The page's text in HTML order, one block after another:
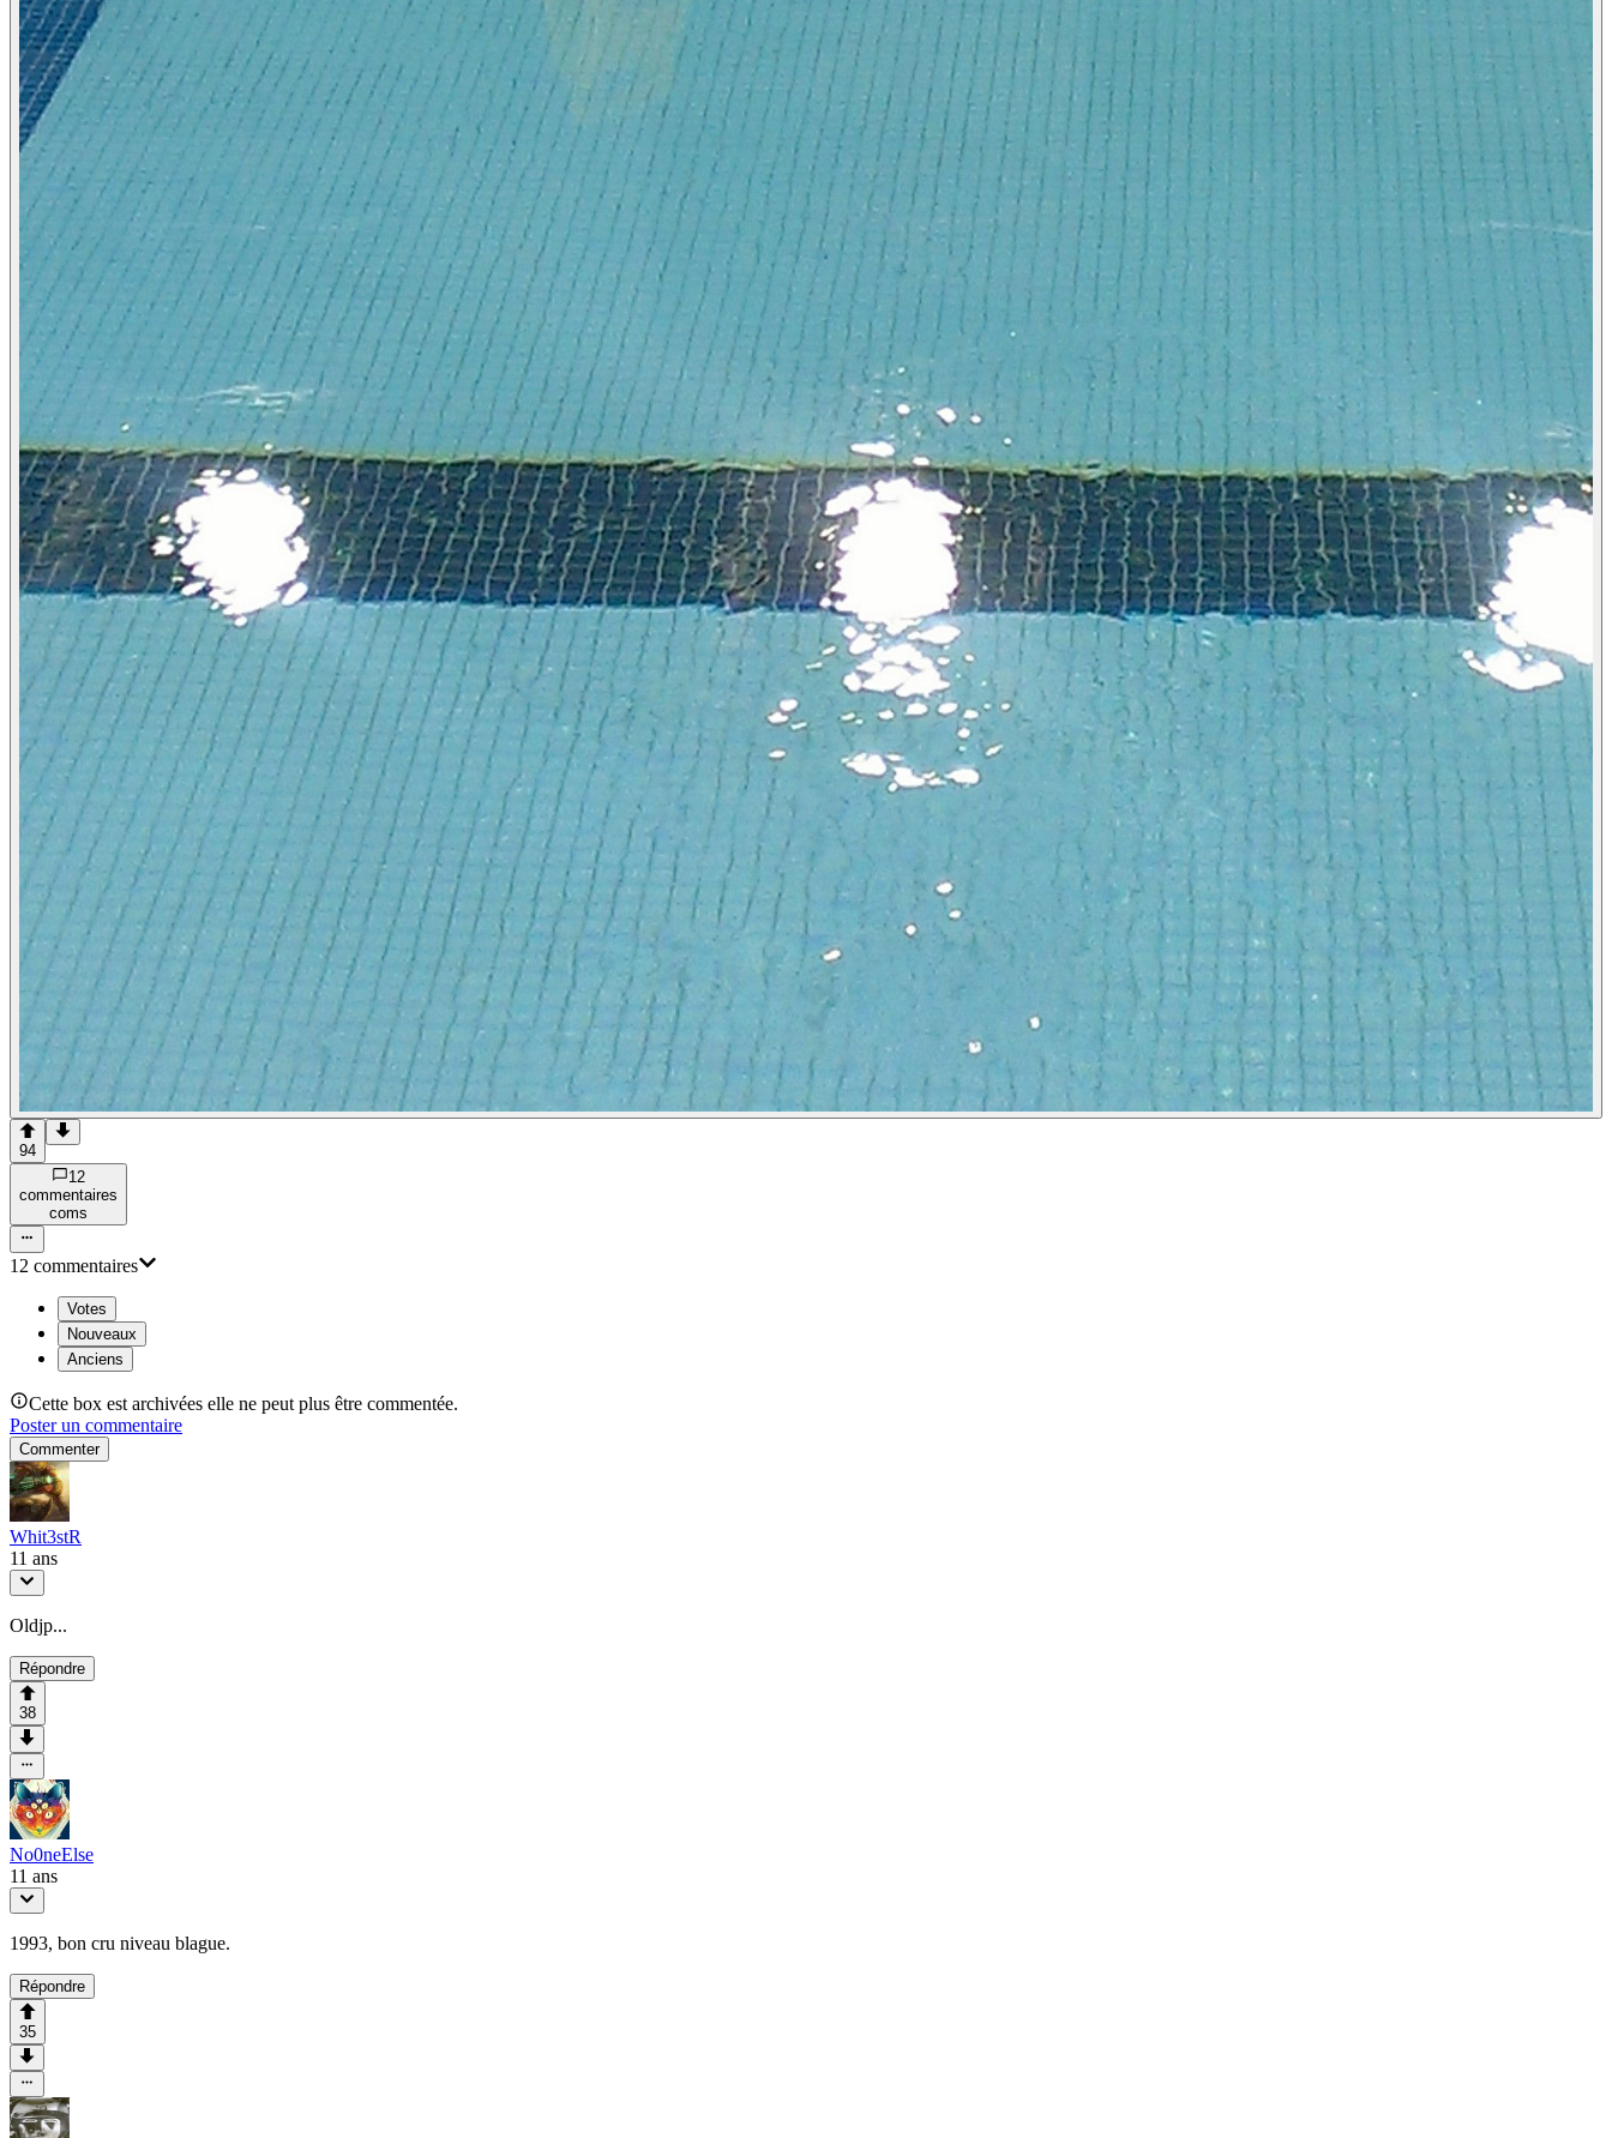
94
12
commentaires
coms
12 commentaires
Votes
Nouveaux
Anciens
Cette box est archivées elle ne peut plus être commentée.
Poster un commentaire
Commenter
Whit3stR
11 ans
Oldjp...
Répondre
38
No0neElse
11 ans
1993, bon cru niveau blague.
Répondre
35